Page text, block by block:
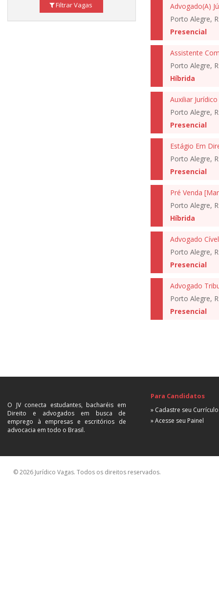
Filtrar Vagas
Advogado(A)
Porto Alegre,
Presencial
Assistente
Porto Alegre,
Híbrida
Auxiliar
Porto Alegre,
Presencial
Estágio Em
Porto Alegre,
Presencial
Pré Venda
Porto Alegre,
Híbrida
Advogado Cível
Porto Alegre,
Presencial
Advogado
Porto Alegre,
Presencial
O JV conecta estudantes, bacharéis em
Direito e advogados em busca de
emprego à empresas e escritórios de
advocacia em todo o Brasil.
Para Candidatos
» Cadastre seu Currículo
» Acesse seu Painel
© 2026 Jurídico Vagas. Todos os direitos reservados.